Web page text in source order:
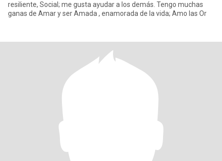
resiliente, Social; me gusta ayudar a los demás. Tengo muchas
ganas de Amar y ser Amada , enamorada de la vida; Amo las Or